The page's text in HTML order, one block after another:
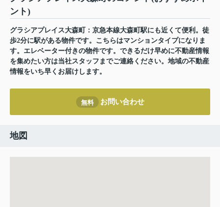
ント)
グラシアプレイス大森町：京急本線大森町駅にも近くて便利。徒
歩2分に駅がある物件です。こちらはマンションタイプになりま
す。エレベーター付きの物件です。できるだけ早めに不動産情報
を集めたい方は当社スタッフまでご連絡ください。地域の不動産
情報をいち早くお届けします。
無料 お問い合わせ
地図